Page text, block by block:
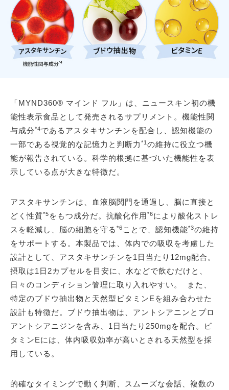
「MYND360® マインド フル」は、ニュースキン初の機
能性表示食品として発売されるサプリメント。機能性関
与成分*4であるアスタキサンチンを配合し、認知機能の
一部である視覚的な記憶力と判断力 *1 の維持に役立つ機
能が報告されている。科学的根拠に基づいた機能性を表
示している点が大きな特徴だ。
アスタキサンチンは、血液脳関門を通過し、脳に直接と
どく性質*5 をもつ成分だ。抗酸化作用*6により酸化ストレ
スを軽減し、脳の細胞を守る *6 ことで、認知機能*3の維持
をサポートする。本製品では、体内での吸収を考慮した
設計として、アスタキサンチンを1日当たり12mg配合。
摂取は1日2カプセルを目安に、水などで飲むだけと、
日々のコンディション管理に取り入れやすい。 また、
特定のブドウ抽出物と天然型ビタミンEを組み合わせた
設計も特徴だ。ブドウ抽出物は、アントシアニンとプロ
アントシアニジンを含み、1日当たり250mgを配合。ビ
タミンEには、体内吸収効率が高いとされる天然型を採
用している。
的確なタイミングで動く判断、スムーズな会話、複数の